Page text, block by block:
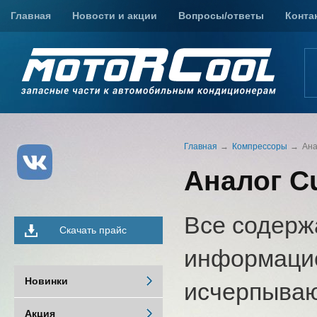
Главная Новости и акции Вопросы/ответы
Главная Компрессоры
Аналог
Все
Скачать прайс
Новинки
Акция